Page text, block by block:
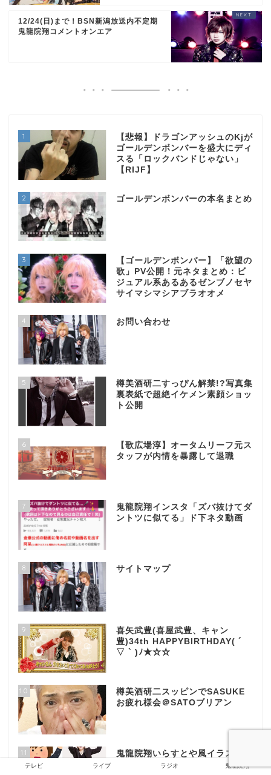
12/24(日)まで！BSN新潟放送内不定期
鬼龍院翔コメントオンエア
1
【悲報】ドラゴンアッシュのKjが
ゴールデンボンバーを盛大にディ
スる「ロックバンドじゃない」
【RIJF】
2 ゴールデンボンバーの本名まとめ
3
【ゴールデンボンバー】「欲望の
歌」PV公開！元ネタまとめ：ビ
ジュアル系あるあるゼンブノセヤ
サイマシマシアブラオオメ
4 お問い合わせ
5
樽美酒研二すっぴん解禁!?写真集
裏表紙で超絶イケメン素顔ショッ
ト公開
6
【歌広場淳】オータムリーフ元ス
タッフが内情を暴露して退職
7
鬼龍院翔インスタ「ズバ抜けてダ
ントツに似てる」ド下ネタ動画
8 サイトマップ
9
喜矢武豊(喜屋武豊、キャン
豊)34th HAPPYBIRTHDAY( ´
▽ ` )ﾉ★☆☆
10
樽美酒研二スッピンでSASUKE
お疲れ様会＠SATOブリアン
11
鬼龍院翔いらすとや風イラスト募
集→即中止→本家いらすとや即反
テレビ ライブ ラジオ 鬼龍院翔